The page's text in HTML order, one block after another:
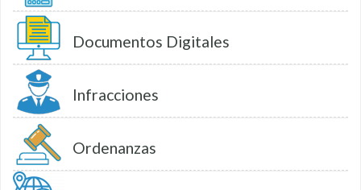
Documentos Digitales
Infracciones
Ordenanzas